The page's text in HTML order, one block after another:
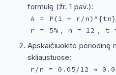
formulę (žr. 1 pav.):
A = P(1 + r/n)^{tn}
r = 5% , n = 12 , t
Apskaičiuokite periodinę
skliaustuose:
r/n = 0.05/12 ≈